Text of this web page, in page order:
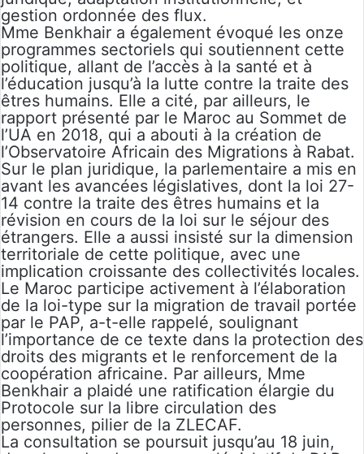
gestion ordonnée des flux.
Mme Benkhair a également évoqué les onze
programmes sectoriels qui soutiennent cette
politique, allant de l’accès à la santé et à
l’éducation jusqu’à la lutte contre la traite des
êtres humains. Elle a cité, par ailleurs, le
rapport présenté par le Maroc au Sommet de
l’UA en 2018, qui a abouti à la création de
l’Observatoire Africain des Migrations à Rabat.
Sur le plan juridique, la parlementaire a mis en
avant les avancées législatives, dont la loi 27-
14 contre la traite des êtres humains et la
révision en cours de la loi sur le séjour des
étrangers. Elle a aussi insisté sur la dimension
territoriale de cette politique, avec une
implication croissante des collectivités locales.
Le Maroc participe activement à l’élaboration
de la loi-type sur la migration de travail portée
par le PAP, a-t-elle rappelé, soulignant
l’importance de ce texte dans la protection des
droits des migrants et le renforcement de la
coopération africaine. Par ailleurs, Mme
Benkhair a plaidé une ratification élargie du
Protocole sur la libre circulation des
personnes, pilier de la ZLECAF.
La consultation se poursuit jusqu’au 18 juin,